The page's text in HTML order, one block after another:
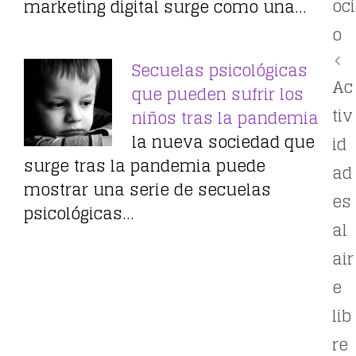
marketing digital surge como una…
Secuelas psicológicas
que pueden sufrir los
niños tras la pandemia
la nueva sociedad que
surge tras la pandemia puede
mostrar una serie de secuelas
psicológicas…
oci
o
Ac
tiv
id
ad
es
al
air
e
lib
re